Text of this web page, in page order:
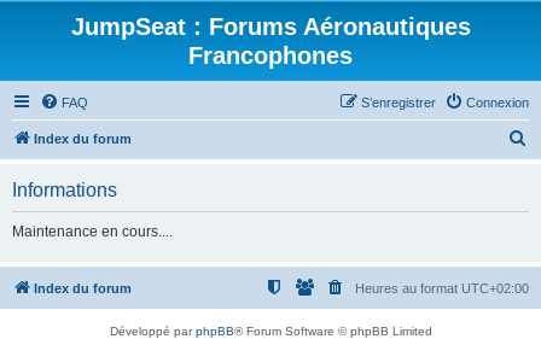
JumpSeat : Forums Aéronautiques
Francophones
FAQ Connexion
S’enregistrer
Index du forum
r
c
Informations
Maintenance en cours....
Index du forum Heures au format UTC+02:00
Développé parphpBB® Forum Software © phpBB Limited